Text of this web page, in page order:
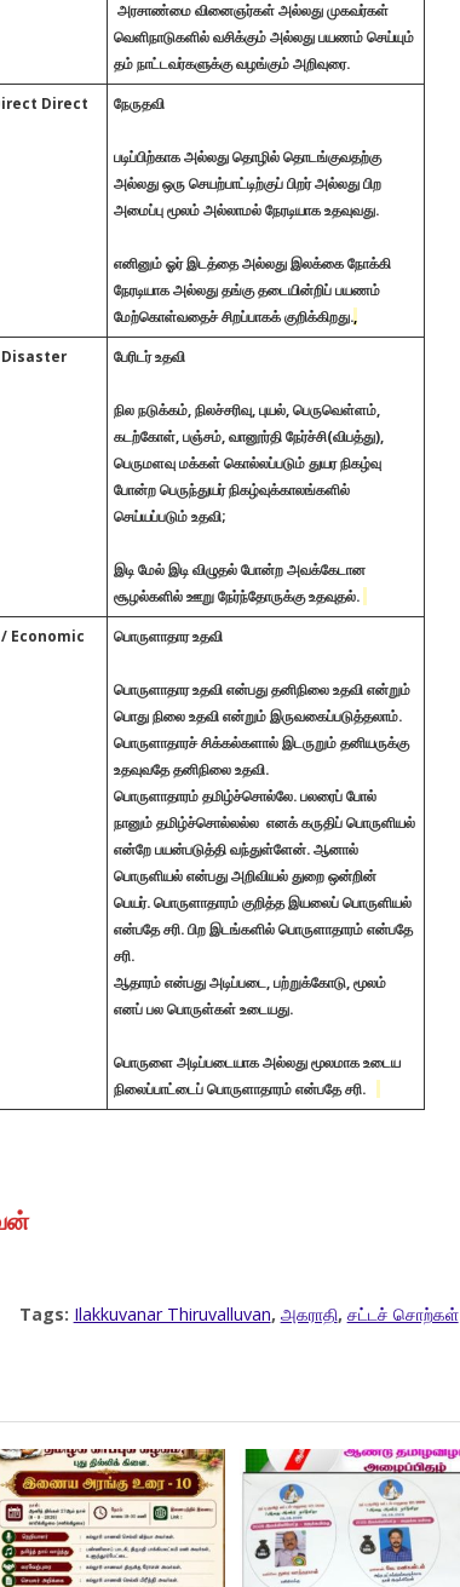
அரசாண்மை வினைஞர்கள் அல்லது முகவர்கள்
வெளிநாடுகளில் வசிக்கும் அல்லது பயணம் செய்யும்
தம் நாட்டவர்களுக்கு வழங்கும் அறிவுரை.
Direct
நேருதவி
படிப்பிற்காக அல்லது தொழில் தொடங்குவதற்கு
அல்லது ஒரு செயற்பாட்டிற்குப் பிறர் அல்லது பிற
அமைப்பு மூலம் அல்லாமல் நேரடியாக உதவுவது.
எனினும் ஓர் இடத்தை அல்லது இலக்கை நோக்கி
நேரடியாக அல்லது தங்கு தடையின்றிப் பயணம்
மேற்கொள்வதைச் சிறப்பாகக் குறிக்கிறது.,
பேரிடர் உதவி
நில நடுக்கம், நிலச்சரிவு, புயல், பெருவெள்ளம்,
கடற்கோள், பஞ்சம், வானூர்தி நேர்ச்சி(விபத்து),
பெருமளவு மக்கள் கொல்லப்படும் துயர நிகழ்வு
போன்ற பெருந்துயர் நிகழ்வுக்காலங்களில்
செய்யப்படும் உதவி;
இடி மேல் இடி விழுதல் போன்ற அவக்கேடான
சூழல்களில் ஊறு நேர்ந்தோருக்கு உதவுதல்.
Economic
பொருளாதார உதவி
பொருளாதார உதவி என்பது தனிநிலை உதவி என்றும்
பொது நிலை உதவி என்றும் இருவகைப்படுத்தலாம்.
பொருளாதாரச் சிக்கல்களால் இடருறும் தனியருக்கு
உதவுவதே தனிநிலை உதவி.
பொருளாதாரம் தமிழ்ச்சொல்லே. பலரைப் போல்
நானும் தமிழ்ச்சொல்லல்ல எனக் கருதிப் பொருளியல்
என்றே பயன்படுத்தி வந்துள்ளேன். ஆனால்
பொருளியல் என்பது அறிவியல் துறை ஒன்றின்
பெயர். பொருளாதாரம் குறித்த இயலைப் பொருளியல்
என்பதே சரி. பிற இடங்களில் பொருளாதாரம் என்பதே
சரி.
ஆதாரம் என்பது அடிப்படை, பற்றுக்கோடு, மூலம்
எனப் பல பொருள்கள் உடையது.
பொருளை அடிப்படையாக அல்லது மூலமாக உடைய
நிலைப்பாட்டைப் பொருளாதாரம் என்பதே சரி.
Tags: Ilakkuvanar Thiruvalluvan, அகராதி, சட்டச் சொற்கள்